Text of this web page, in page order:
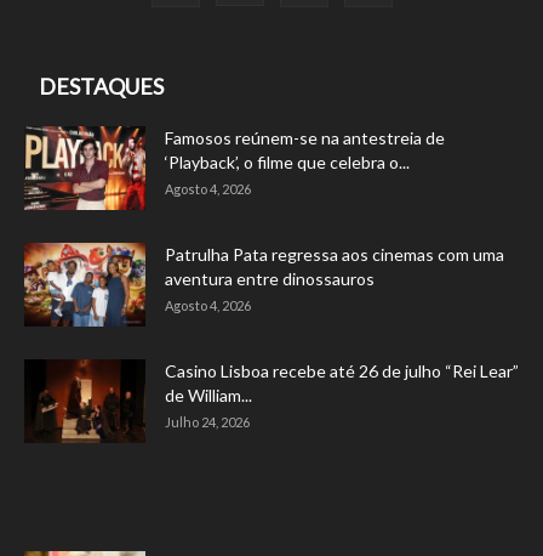
DESTAQUES
Famosos reúnem-se na antestreia de
‘Playback’, o filme que celebra o...
Agosto 4, 2026
Patrulha Pata regressa aos cinemas com uma
aventura entre dinossauros
Agosto 4, 2026
Casino Lisboa recebe até 26 de julho “Rei Lear”
de William...
Julho 24, 2026